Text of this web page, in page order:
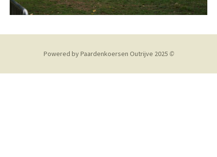
Powered by Paardenkoersen Outrijve 2025 ©